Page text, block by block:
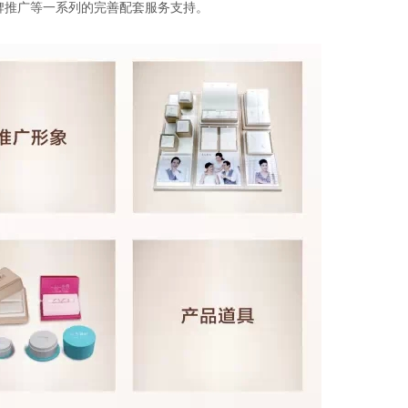
广等一系列的完善配套服务支持。